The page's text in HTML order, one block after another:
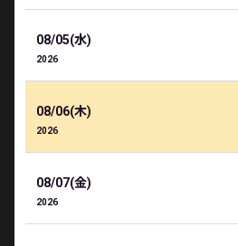
08/05(水)
2026
08/06(木)
2026
08/07(金)
2026